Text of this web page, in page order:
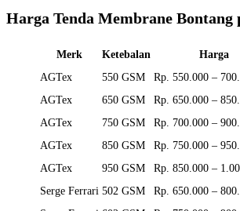
Harga Tenda Membrane Bontang
Merk Ketebalan
Harga
AGTex
550 GSM
Rp. 550.000 –
AGTex
650 GSM
Rp. 650.000 –
AGTex
750 GSM
Rp. 700.000 –
AGTex
850 GSM
Rp. 750.000 –
AGTex
950 GSM
Rp. 850.000 –
Serge Ferrari 502 GSM
Rp. 650.000 –